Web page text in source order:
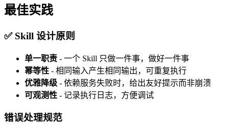
最佳实践
✅ Skill 设计原则
单一职责 - 一个 Skill 只做一件事，做好一件事
幂等性 - 相同输入产生相同输出，可重复执行
优雅降级 - 依赖服务失败时，给出友好提示而非崩溃
可观测性 - 记录执行日志，方便调试
错误处理规范